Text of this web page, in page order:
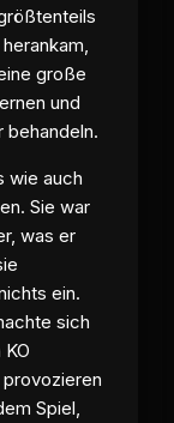
große
und
behandeln.
wie auch
Sie war
was er
ein.
sich
Spiel,